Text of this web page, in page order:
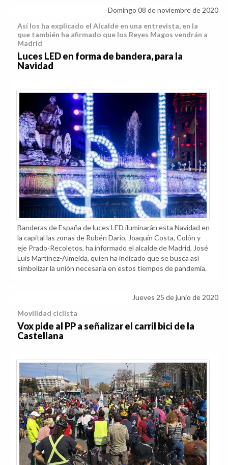
Domingo 08 de noviembre de 2020
Así los ha explicado el Alcalde en una entrevista, en la
que también ha afirmado que los Reyes Magos vendrán a
Madrid
Luces LED en forma de bandera, para la
Navidad
Banderas de España de luces LED iluminarán esta Navidad en
la capital las zonas de Rubén Darío, Joaquín Costa, Colón y
eje Prado-Recoletos, ha informado el alcalde de Madrid, José
Luis Martínez-Almeida, quien ha indicado que se busca así
simbolizar la unión necesaria en estos tiempos de pandemia.
Jueves 25 de junio de 2020
Movilidad ciclista
Vox pide al PP a señalizar el carril bici de la
Castellana